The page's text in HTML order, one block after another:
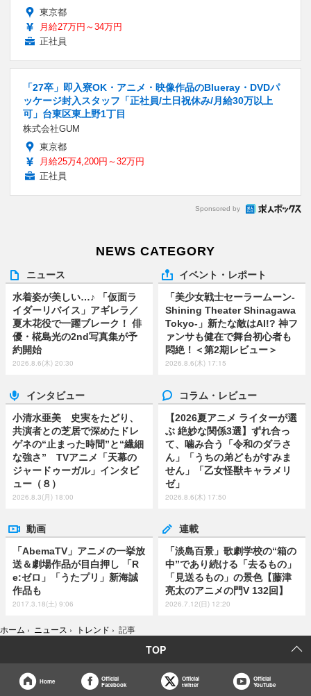
東京都
月給27万円～34万円
正社員
「27卒」即入寮OK・アニメ・映像作品のBlueray・DVDパ
ッケージ封入スタッフ「正社員/土日祝休み/月給30万以上
可」台東区東上野1丁目
株式会社GUM
東京都
月給25万4,200円～32万円
正社員
Sponsored by
NEWS CATEGORY
ニュース
水着姿が美しい…♪ 「仮面ラ
イダーリバイス」アギレラ／
夏木花役で一躍ブレーク！ 俳
優・椛島光の2nd写真集が予
約開始
2026.8.6(木) 20:30
イベント・レポート
「美少女戦士セーラームーン-
Shining Theater Shinagawa
Tokyo-」新たな敵はAI!? 神フ
ァンサも健在で舞台初心者も
悶絶！＜第2期レビュー＞
2026.8.6(木) 17:15
インタビュー
小清水亜美 史実をたどり、
共演者との芝居で深めたドレ
ゲネの“止まった時間”と“繊細
な強さ” TVアニメ「天幕の
ジャードゥーガル」インタビ
ュー（８）
2026.8.3(月) 18:00
コラム・レビュー
【2026夏アニメ ライターが選
ぶ 絶妙な関係3選】ずれ合っ
て、噛み合う「令和のダラさ
ん」「うちの弟どもがすみま
せん」「乙女怪獣キャラメリ
ゼ」
2026.8.6(木) 17:50
動画
「AbemaTV」アニメの一挙放
送＆劇場作品が目白押し 「R
e:ゼロ」「うたプリ」新海誠
作品も
2017.3.18(土) 9:06
連載
「淡島百景」歌劇学校の“箱の
中”であり続ける「去るもの」
「見送るもの」の景色【藤津
亮太のアニメの門V 132回】
2026.7.12(日) 12:20
ホーム › ニュース › トレンド › 記事
TOP
Home
Official
Facebook
Official
twitter
Official
YouTube